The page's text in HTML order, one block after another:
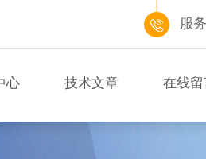
服
心 技术文章 在线